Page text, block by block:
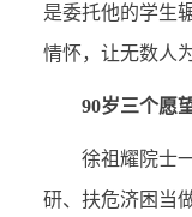
是委托他的学生
情怀，让无数人
90岁三个愿
徐祖耀院士一
研、扶危济困当